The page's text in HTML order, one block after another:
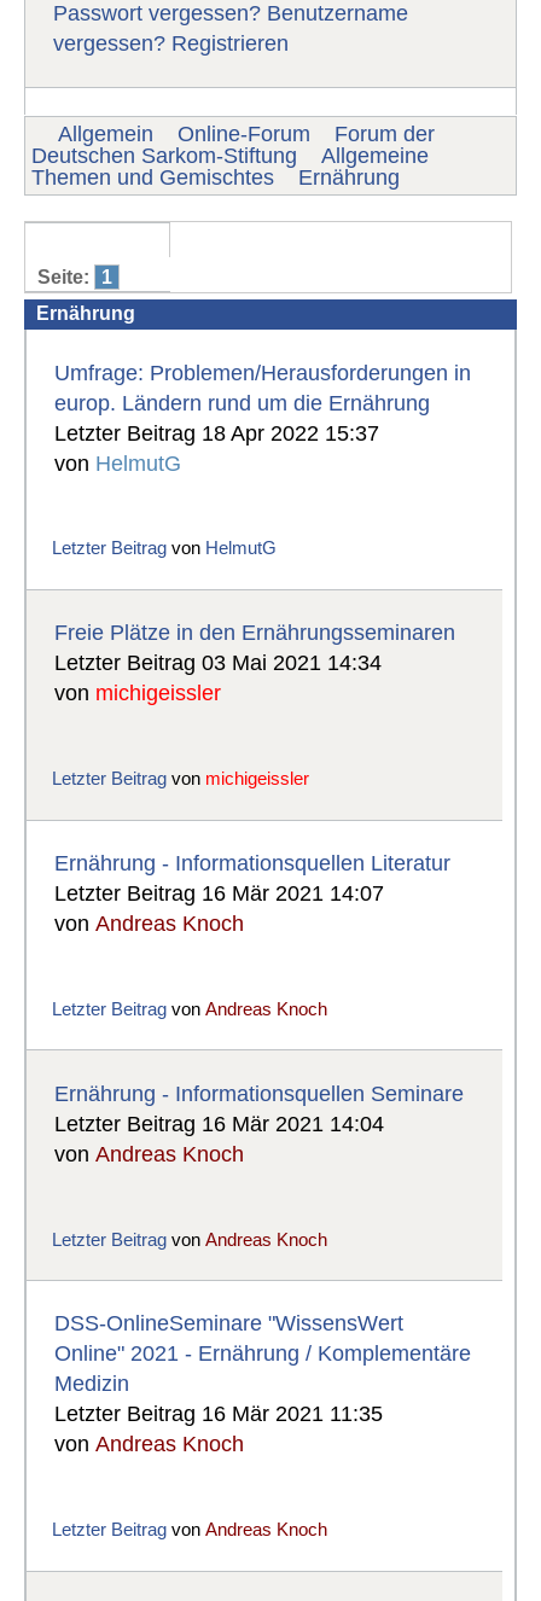
Passwort vergessen? Benutzername
vergessen? Registrieren
Allgemein Online-Forum
Forum der
Deutschen Sarkom-Stiftung
Allgemeine
Themen und Gemischtes
Ernährung
Seite:
1
Ernährung
Umfrage: Problemen/Herausforderungen in
europ. Ländern rund um die Ernährung
Letzter Beitrag 18 Apr 2022 15:37
von HelmutG
Letzter Beitrag von HelmutG
Freie Plätze in den Ernährungsseminaren
Letzter Beitrag 03 Mai 2021 14:34
von michigeissler
Letzter Beitrag von michigeissler
Ernährung - Informationsquellen Literatur
Letzter Beitrag 16 Mär 2021 14:07
vonAndreas Knoch
Letzter Beitrag vonAndreas Knoch
Ernährung - Informationsquellen Seminare
Letzter Beitrag 16 Mär 2021 14:04
vonAndreas Knoch
Letzter Beitrag vonAndreas Knoch
DSS-OnlineSeminare "WissensWert
Online" 2021 - Ernährung / Komplementäre
Medizin
Letzter Beitrag 16 Mär 2021 11:35
vonAndreas Knoch
Letzter Beitrag vonAndreas Knoch